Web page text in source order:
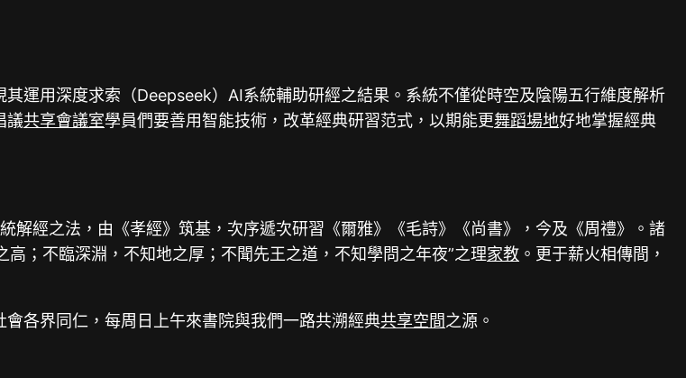
運用深度求索（Deepseek）AI系統輔助研經之結果。系統不僅從時空及陰陽五行維度解析
議共享會議室學員們要善用智能技術，改革經典研習范式，以期能更舞蹈場地好地掌握經典
解經之法，由《孝經》筑基，次序遞次研習《爾雅》《毛詩》《尚書》，今及《周禮》。諸
高；不臨深淵，不知地之厚；不聞先王之道，不知學問之年夜”之理家教 。更于薪火相傳間，
會各界同仁，每周日上午來書院與我們一路共溯經典共享空間之源。